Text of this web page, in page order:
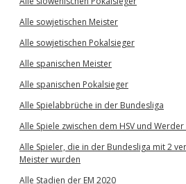
Alle sowjetischen Meister
Alle sowjetischen Pokalsieger
Alle spanischen Meister
Alle spanischen Pokalsieger
Alle Spielabbrüche in der Bundesliga
Alle Spiele zwischen dem HSV und
Alle Spieler, die in der Bundesliga mit 2
Meister wurden
Alle Stadien der EM 2020